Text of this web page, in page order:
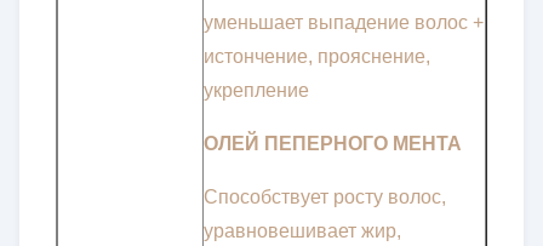
уменьшает выпадение волос +
истончение, прояснение,
укрепление
ОЛЕЙ ПЕПЕРНОГО МЕНТА
Способствует росту волос,
уравновешивает жир,